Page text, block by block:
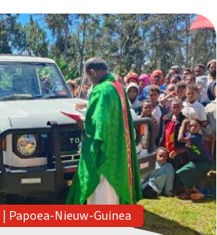
| Papoea-Nieuw-Guinea